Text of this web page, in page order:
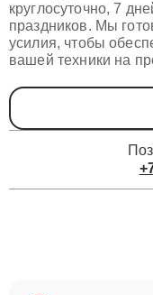
круглосуточно, 7
праздников. Мы
усилия, чтобы
вашей техники на